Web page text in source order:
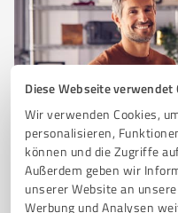
Diese Webseite verwendet
Wir verwenden Cookies,
personalisieren,
können und die Zugriffe
Außerdem geben wir
unserer Website an
Werbung und Analysen
Sie möchten auch
Registrieren Sie sich
Kunden empfohlener